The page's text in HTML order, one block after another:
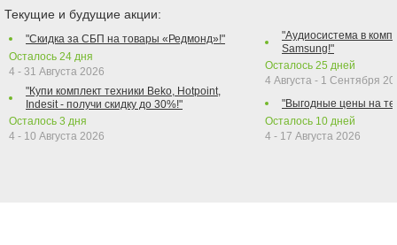
Текущие и будущие акции:
"Скидка за СБП на товары «Редмонд»!"
Осталось 24 дня
4 - 31 Августа 2026
"Купи комплект техники Beko, Hotpoint,
Indesit - получи скидку до 30%!"
Осталось 3 дня
4 - 10 Августа 2026
"Аудиосистема в
Samsung!"
Осталось 25 дней
4 Августа - 1 Сентября
"Выгодные цены на
Осталось 10 дней
4 - 17 Августа 2026